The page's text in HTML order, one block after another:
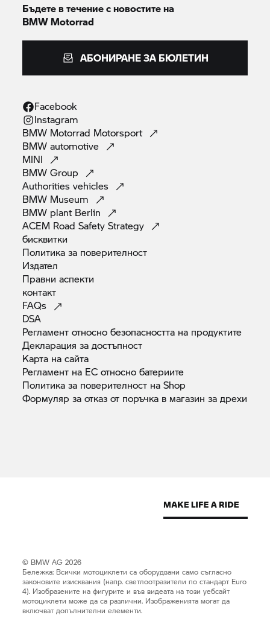
Бъдете в течение с новостите на
BMW Motorrad
АБОНИРАНЕ ЗА БЮЛЕТИН
Facebook
Instagram
BMW Motorrad Motorsport
BMWautomotive
MINI
BMWGroup
Authoritiesvehicles
BMW Museum
BMW plant Berlin
ACEM Road SafetyStrategy
бисквитки
Политика за поверителност
Издател
Правниаспекти
контакт
FAQs
DSA
Регламент относно безопасността на продуктите
Декларация задостъпност
Карта насайта
Регламент на ЕС относнобатериите
Политика за поверителност наShop
Формуляр за отказ от поръчка в магазин задрехи
© BMW AG 2026
Бележка: Всички мотоциклети са оборудвани само съгласно
законовите изисквания (напр. светлоотразители по стандарт Euro
4). Изобразените на фигурите и във видеата на този уебсайт
мотоциклети може да са различни. Изображенията могат да
включват допълнителни елементи.